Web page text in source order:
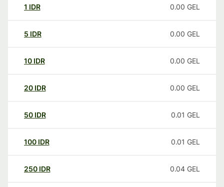
1 IDR 0.00 GEL
5 IDR 0.00 GEL
10 IDR 0.00 GEL
20 IDR 0.00 GEL
50 IDR 0.01 GEL
100 IDR 0.01 GEL
250 IDR 0.04 GEL